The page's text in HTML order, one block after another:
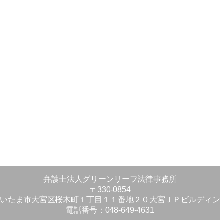
弁護士法人グリーンリーフ法律事務所
〒330-0854
たま市大宮区桜木町１丁目１１番地２０大宮ＪＰビルディ
電話番号：048-649-4631